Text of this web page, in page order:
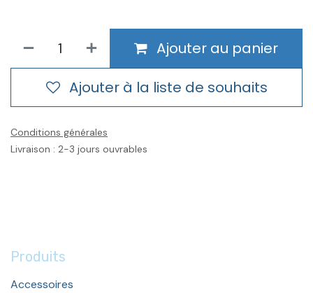
Ajouter au panier
Ajouter à la liste de souhaits
Conditions générales
Livraison : 2-3 jours ouvrables
Produits
Accessoires